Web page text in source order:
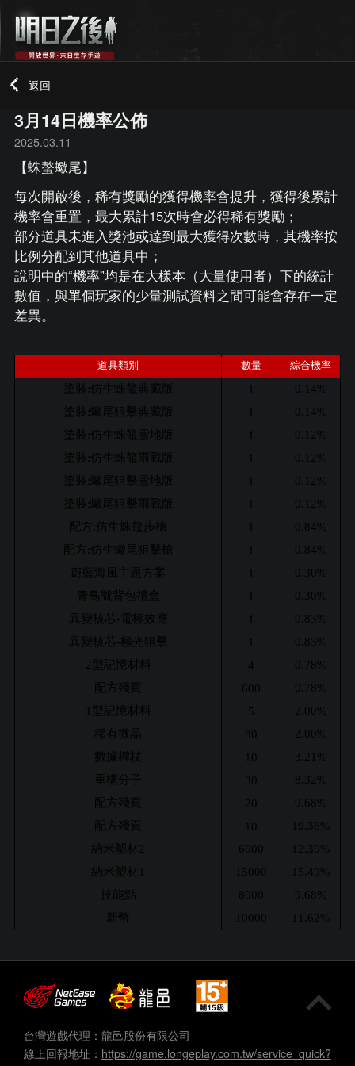
返回
3月14日機率公佈
2025.03.11
【蛛螯蠍尾】
每次開啟後，稀有獎勵的獲得機率會提升，獲得後累計
機率會重置，最大累計15次時會必得稀有獎勵；
部分道具未進入獎池或達到最大獲得次數時，其機率按
比例分配到其他道具中；
說明中的“機率”均是在大樣本（大量使用者）下的統計
數值，與單個玩家的少量測試資料之間可能會存在一定
差異。
道具類別 數量 綜合機率
塗裝:仿生蛛鼇典藏版
0.14%
塗裝:蠍尾狙擊典藏版
0.14%
塗裝:仿生蛛鼇雪地版
0.12%
塗裝:仿生蛛鼇雨戰版
0.12%
塗裝:蠍尾狙擊雪地版
0.12%
塗裝:蠍尾狙擊雨戰版
0.12%
配方:仿生蛛鼇步槍
0.84%
配方:仿生蠍尾狙擊槍
0.84%
蔚藍海風主題方案
0.30%
青鳥號背包禮盒
0.30%
異變核芯-電極效應
0.83%
異變核芯-極光狙擊
0.83%
2型記憶材料
4
0.78%
配方殘頁
600
0.78%
1型記憶材料
5
2.00%
稀有微晶
80
2.00%
數據權杖
10
3.21%
重構分子
30
8.32%
配方殘頁
20
9.68%
配方殘頁
10
19.36%
納米塑材2
6000
12.39%
納米塑材1
15000
15.49%
技能點
8000
9.68%
新幣
10000 11.62%
台灣遊戲代理：龍邑股份有限公司
線上回報地址： https://game.longeplay.com.tw/service_quick?